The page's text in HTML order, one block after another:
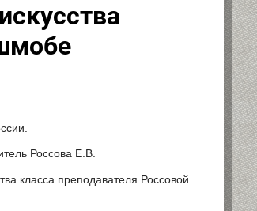
Россова Е.В.
класса преподавателя Россовой